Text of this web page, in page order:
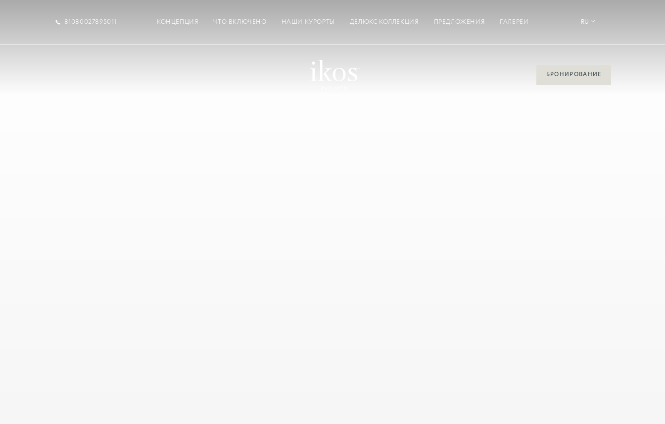
81080027895011 КОНЦЕПЦИЯ ЧТО ВКЛЮЧЕНО НАШИ КУРОРТЫ ДЕЛЮКС КОЛЛЕКЦИЯ ПРЕДЛОЖЕНИЯ ГАЛЕРЕИ RU
БРОНИРОВАНИЕ